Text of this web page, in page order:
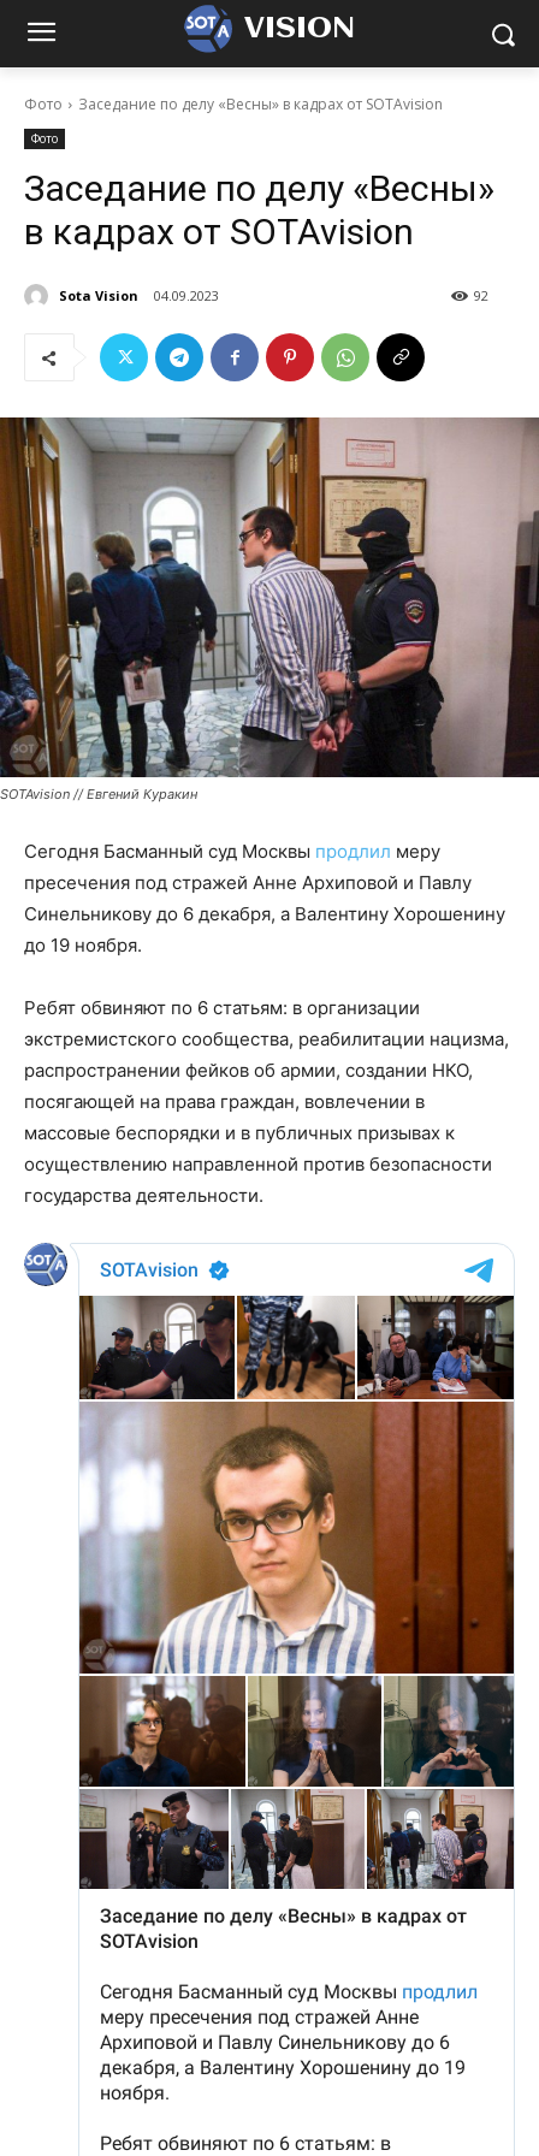
VISION
Фото Заседание по делу «Весны» в кадрах от SOTAvision
Фото
Заседание по делу «Весны»
в кадрах от SOTAvision
Sota Vision 04.09.2023 92
SOTAvision // Евгений Куракин
Сегодня Басманный суд Москвы продлил меру
пресечения под стражей Анне Архиповой и Павлу
Синельникову до 6 декабря, а Валентину Хорошенину
до 19 ноября.
Ребят обвиняют по 6 статьям: в организации
экстремистского сообщества, реабилитации нацизма,
распространении фейков об армии, создании НКО,
посягающей на права граждан, вовлечении в
массовые беспорядки и в публичных призывах к
осуществлению направленной против безопасности
государства деятельности.